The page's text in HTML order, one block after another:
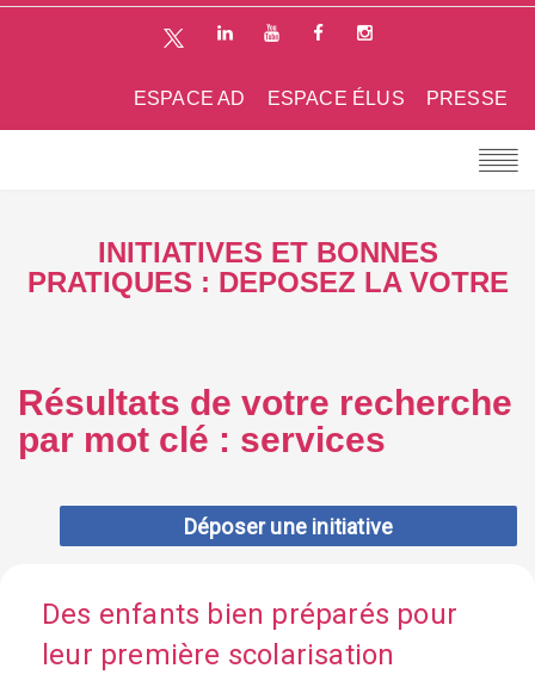
PRESSE
ESPACE ÉLUS
ESPACE AD
INITIATIVES ET BONNES
PRATIQUES : DEPOSEZ LA VOTRE
Résultats de votre recherche
par mot clé : services
Déposer une initiative
Des enfants bien préparés pour
leur première scolarisation